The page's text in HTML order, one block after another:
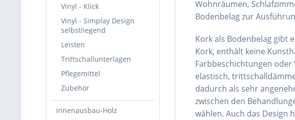
Vinyl - Klick
Vinyl - Simplay Design
selbstliegend
Leisten
Trittschallunterlagen
Pflegemittel
Zubehör
Innenausbau-Holz
Wohnräumen,
Bodenbelag zur
Kork als Bodenbelag gibt
Kork, enthält keine
Farbbeschichtungen
elastisch,
dadurch als sehr
zwischen den
wählen. Auch das Design